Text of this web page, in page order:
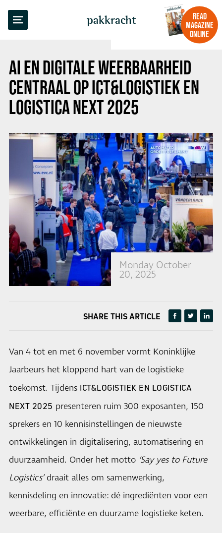
pakkracht
READ
MAGAZINE
ONLINE
AI EN DIGITALE WEERBAARHEID
CENTRAAL OP ICT&LOGISTIEK EN
LOGISTICA NEXT 2025
Monday October
20, 2025
BACK TO OVERVIEW
SHARE THIS ARTICLE
Van 4 tot en met 6 november vormt Koninklijke
Jaarbeurs het kloppend hart van de logistieke
toekomst. Tijdens ICT&LOGISTIEK EN LOGISTICA
NEXT 2025 presenteren ruim 300 exposanten, 150
sprekers en 10 kennisinstellingen de nieuwste
ontwikkelingen in digitalisering, automatisering en
duurzaamheid. Onder het motto ‘Say yes to Future
Logistics’draait alles om samenwerking,
kennisdeling en innovatie: dé ingrediënten voor een
weerbare, efficiënte en duurzame logistieke keten.